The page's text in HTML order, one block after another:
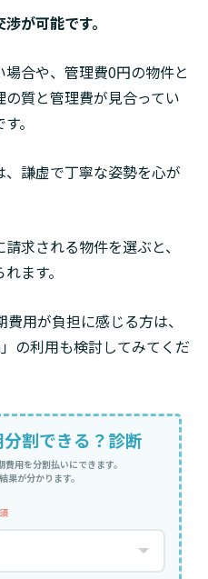
が可能です。
合や、管理費0円の物件と
質と管理費が見合ってい
。
謙虚で丁寧な姿勢を心が
求される物件を選ぶと、
ます。
用が負担に感じる方は、
の利用も検討してみてくだ
割できる？診断
用を分割払いにできます。
果が分かります。